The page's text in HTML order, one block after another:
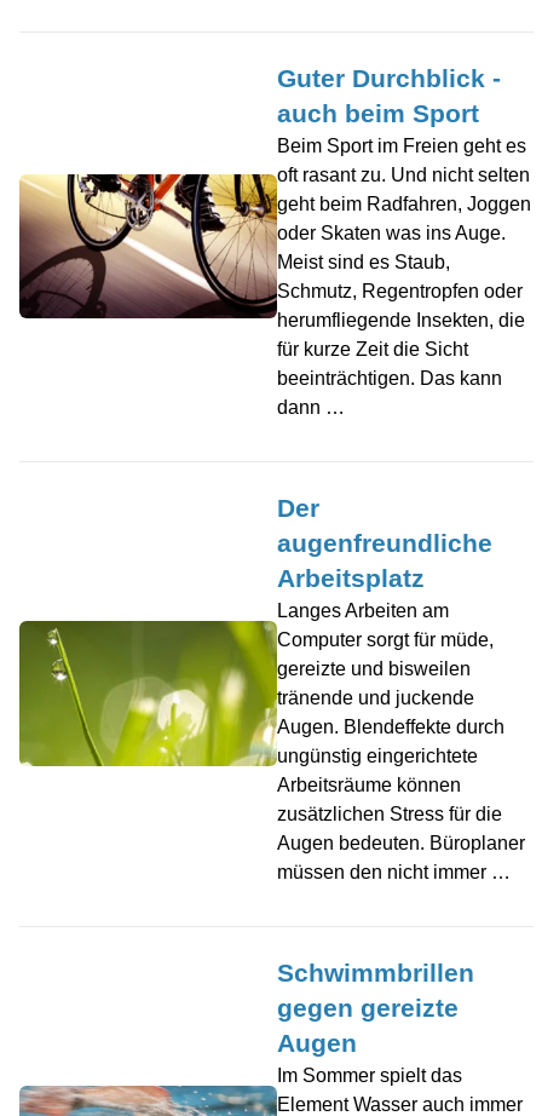
Guter Durchblick -
auch beim Sport
Beim Sport im Freien geht es
oft rasant zu. Und nicht selten
geht beim Radfahren, Joggen
oder Skaten was ins Auge.
Meist sind es Staub,
Schmutz, Regentropfen oder
herumfliegende Insekten, die
für kurze Zeit die Sicht
beeinträchtigen. Das kann
dann …
Der
augenfreundliche
Arbeitsplatz
Langes Arbeiten am
Computer sorgt für müde,
gereizte und bisweilen
tränende und juckende
Augen. Blendeffekte durch
ungünstig eingerichtete
Arbeitsräume können
zusätzlichen Stress für die
Augen bedeuten. Büroplaner
müssen den nicht immer …
Schwimmbrillen
gegen gereizte
Augen
Im Sommer spielt das
Element Wasser auch immer